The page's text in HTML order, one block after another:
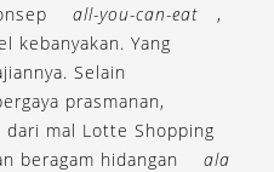
all-you-can-eat
,
kebanyakan. Yang
Selain
prasmanan,
mal Lotte Shopping
beragam hidangan
ala